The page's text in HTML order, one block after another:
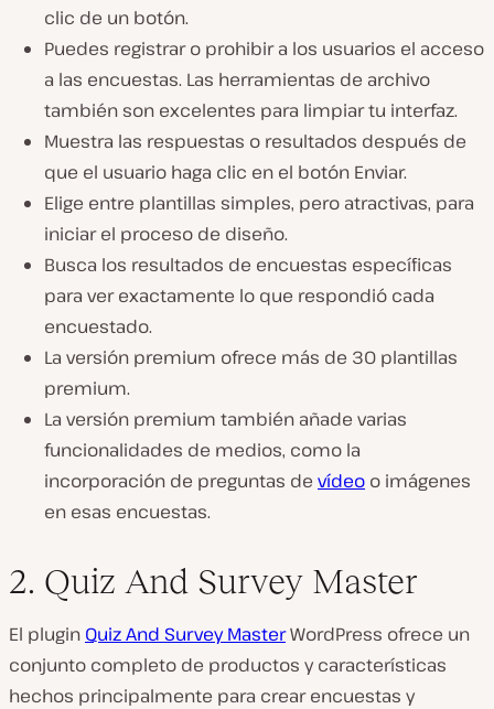
clic de un botón.
Puedes registrar o prohibir a los usuarios el acceso
a las encuestas. Las herramientas de archivo
también son excelentes para limpiar tu interfaz.
Muestra las respuestas o resultados después de
que el usuario haga clic en el botón Enviar.
Elige entre plantillas simples, pero atractivas, para
iniciar el proceso de diseño.
Busca los resultados de encuestas específicas
para ver exactamente lo que respondió cada
encuestado.
La versión premium ofrece más de 30 plantillas
premium.
La versión premium también añade varias
funcionalidades de medios, como la
incorporación de preguntas de vídeo o imágenes
en esas encuestas.
2. Quiz And Survey Master
El plugin Quiz And Survey MasterWordPress ofrece un
conjunto completo de productos y características
hechos principalmente para crear encuestas y